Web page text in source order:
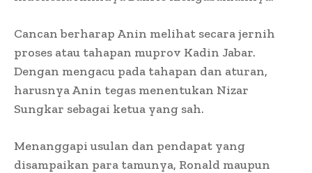
Cancan berharap Anin melihat secara jernih
proses atau tahapan muprov Kadin Jabar.
Dengan mengacu pada tahapan dan aturan,
harusnya Anin tegas menentukan Nizar
Sungkar sebagai ketua yang sah.
Menanggapi usulan dan pendapat yang
disampaikan para tamunya, Ronald maupun